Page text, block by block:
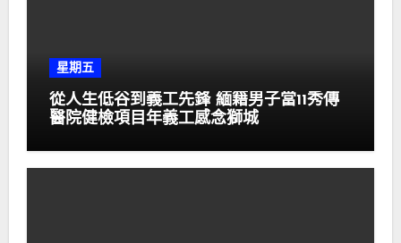
星期五
從人生低谷到義工先鋒 緬籍男子當11秀傳
醫院健檢項目年義工感念獅城